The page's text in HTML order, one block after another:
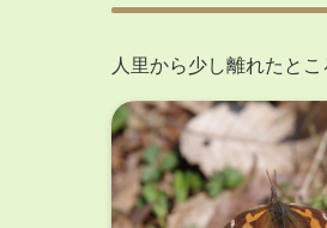
人里から少し離れたと